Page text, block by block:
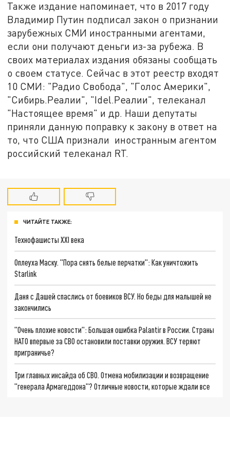
Также издание напоминает, что в 2017 году
Владимир Путин подписал закон о признании
зарубежных СМИ иностранными агентами,
если они получают деньги из-за рубежа. В
своих материалах издания обязаны сообщать
о своем статусе. Сейчас в этот реестр входят
10 СМИ: "Радио Свобода", "Голос Америки",
"Сибирь.Реалии", "Idel.Реалии", телеканал
"Настоящее время" и др. Наши депутаты
приняли данную поправку к закону в ответ на
то, что США признали иностранным агентом
российский телеканал RT.
ЧИТАЙТЕ ТАКЖЕ:
Технофашисты XXI века
Оплеуха Маску. "Пора снять белые перчатки": Как уничтожить
Starlink
Даня с Дашей спаслись от боевиков ВСУ. Но беды для малышей не
закончились
"Очень плохие новости": Большая ошибка Palantir в России. Страны
НАТО впервые за СВО остановили поставки оружия. ВСУ теряют
приграничье?
Три главных инсайда об СВО. Отмена мобилизации и возвращение
"генерала Армагеддона"? Отличные новости, которые ждали все